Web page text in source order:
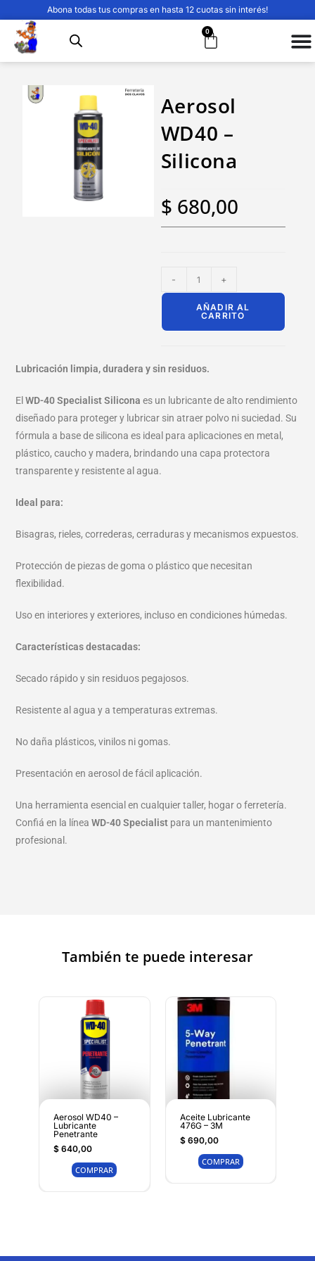
Abona todas tus compras en hasta 12 cuotas sin interés!
0
Aerosol
WD40 –
Silicona
$ 680,00
- +
AÑADIR AL
CARRITO
Lubricación limpia, duradera y sin residuos.
ElWD-40 Specialist Silicona es un lubricante de alto rendimiento
diseñado para proteger y lubricar sin atraer polvo ni suciedad. Su
fórmula a base de silicona es ideal para aplicaciones en metal,
plástico, caucho y madera, brindando una capa protectora
transparente y resistente al agua.
Ideal para:
Bisagras, rieles, correderas, cerraduras y mecanismos expuestos.
Protección de piezas de goma o plástico que necesitan
flexibilidad.
Uso en interiores y exteriores, incluso en condiciones húmedas.
Características destacadas:
Secado rápido y sin residuos pegajosos.
Resistente al agua y a temperaturas extremas.
No daña plásticos, vinilos ni gomas.
Presentación en aerosol de fácil aplicación.
Una herramienta esencial en cualquier taller, hogar o ferretería.
Confiá en la líneaWD-40 Specialist para un mantenimiento
profesional.
También te puede interesar
Aerosol WD40 –
Lubricante
Penetrante
$640,00
COMPRAR
Aceite Lubricante
476G – 3M
$690,00
COMPRAR